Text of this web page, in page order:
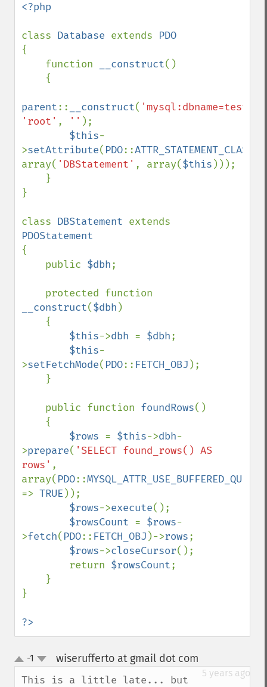
<?php
class Database extends
{
    function
__construct()
parent:: __construct(
'root' , '' );
$this-
>setAttribute( PDO::ATTR_STATEMENT_CLASS
array( 'DBStatement' , array($this )));
}
class DBStatement
{
    public
$dbh;
__construct($dbh )
$this->dbh = $dbh;
$this-
>setFetchMode( PDO:: FETCH_OBJ );
    public function
foundRows()
$rows = $this->dbh-
>prepare( 'SELECT found_rows() AS
rows' ,
array( PDO::
=> TRUE ));
$rows->execute();
$rowsCount = $rows-
>fetch( PDO:: FETCH_OBJ )->rows;
$rows->closeCursor();
        return
$rowsCount;
}
?>
up
down
-1 wiserufferto at gmail dot com
5 years ago
This is a little late... but